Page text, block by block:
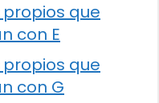
que
con E
que
con G